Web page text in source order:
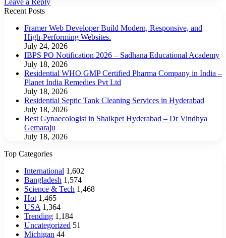
Leave a Reply
Recent Posts
Framer Web Developer Build Modern, Responsive, and
High-Performing Websites.
July 24, 2026
IBPS PO Notification 2026 – Sadhana Educational Academy
July 18, 2026
Residential WHO GMP Certified Pharma Company in India –
Planet India Remedies Pvt Ltd
July 18, 2026
Residential Septic Tank Cleaning Services in Hyderabad
July 18, 2026
Best Gynaecologist in Shaikpet Hyderabad – Dr Vindhya
Gemaraju
July 18, 2026
Top Categories
International 1,602
Bangladesh 1,574
Science & Tech 1,468
Hot 1,465
USA 1,364
Trending 1,184
Uncategorized 51
Michigan 44